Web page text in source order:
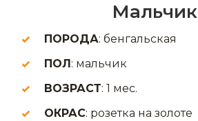
Мальчик
ПОРОДА: бенгальская
ПОЛ : мальчик
ВОЗРАСТ: 1 мес.
ОКРАС: розетка на золоте